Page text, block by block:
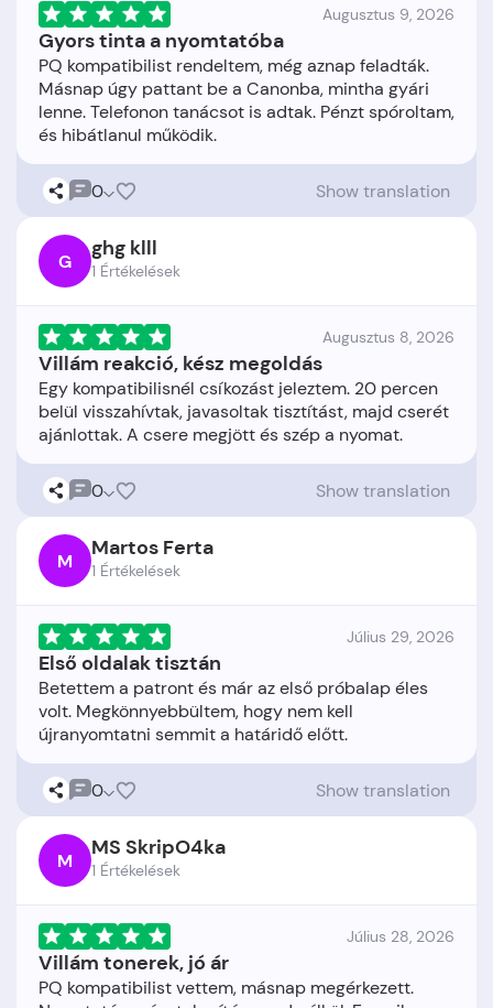
Augusztus 9, 2026
Gyors tinta a nyomtatóba
PQ kompatibilist rendeltem, még aznap feladták.
Másnap úgy pattant be a Canonba, mintha gyári
lenne. Telefonon tanácsot is adtak. Pénzt spóroltam,
0 Show translation
G ghg klll
1 Értékelések
Augusztus 8, 2026
Villám reakció, kész megoldás
Egy kompatibilisnél csíkozást jeleztem. 20 percen
belül visszahívtak, javasoltak tisztítást, majd cserét
0 Show translation
M Martos Ferta
1 Értékelések
Július 29, 2026
Első oldalak tisztán
Betettem a patront és már az első próbalap éles
volt. Megkönnyebbültem, hogy nem kell
0 Show translation
M MS SkripO4ka
1 Értékelések
Július 28, 2026
Villám tonerek, jó ár
PQ kompatibilist vettem, másnap megérkezett.